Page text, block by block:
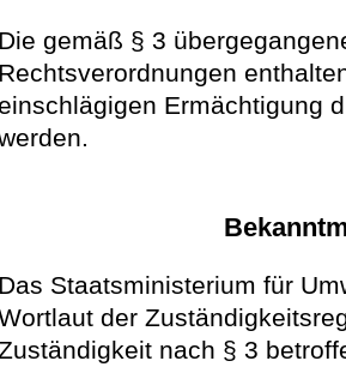
Die gemäß § 3
Rechtsverordnungen
Ermächtigung
Das Staatsministerium für
der
nach § 3